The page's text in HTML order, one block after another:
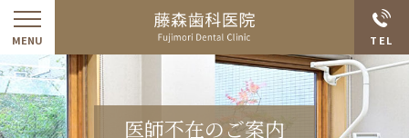
医師不在のご案内